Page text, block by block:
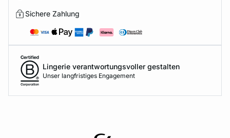
Sichere Zahlung
Lingerie verantwortungsvoller gestalten
Unser langfristiges Engagement